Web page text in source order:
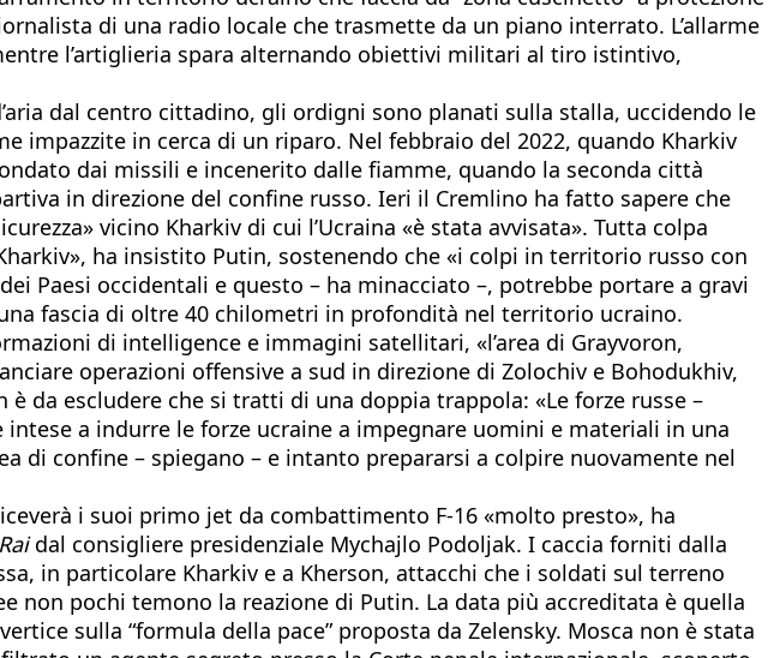
di una radio locale che trasmette da un piano interrato. L’allarme
l’artiglieria spara alternando obiettivi militari al tiro istintivo,
dal centro cittadino, gli ordigni sono planati sulla stalla, uccidendo le
impazzite in cerca di un riparo. Nel febbraio del 2022, quando Kharkiv
dai missili e incenerito dalle fiamme, quando la seconda città
in direzione del confine russo. Ieri il Cremlino ha fatto sapere che
vicino Kharkiv di cui l’Ucraina «è stata avvisata». Tutta colpa
ha insistito Putin, sostenendo che «i colpi in territorio russo con
Paesi occidentali e questo – ha minacciato –, potrebbe portare a gravi
fascia di oltre 40 chilometri in profondità nel territorio ucraino.
di intelligence e immagini satellitari, «l’area di Grayvoron,
operazioni offensive a sud in direzione di Zolochiv e Bohodukhiv,
da escludere che si tratti di una doppia trappola: «Le forze russe –
a indurre le forze ucraine a impegnare uomini e materiali in una
di confine – spiegano – e intanto prepararsi a colpire nuovamente nel
i suoi primo jet da combattimento F-16 «molto presto», ha
dal consigliere presidenziale Mychajlo Podoljak. I caccia forniti dalla
in particolare Kharkiv e a Kherson, attacchi che i soldati sul terreno
non pochi temono la reazione di Putin. La data più accreditata è quella
sulla “formula della pace” proposta da Zelensky. Mosca non è stata